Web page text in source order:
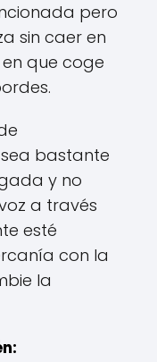
pero
sin caer en
que coge
bastante
y no
a través
esté
con la
la